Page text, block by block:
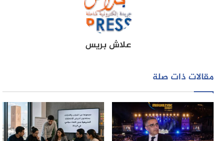
ثانيا كيف يعقل ان تتم عملية اقتطاع جرء من اراضي الخواص
وان الطريق المستحدثة من قبل الشاحنات لا وجود لها في
اوراق المحافظة العقارية
والشركات المستفيدة من طرق الاقليم من دون اي تعويض ان
تقوم بانشاء وبانجاز طرق جدية وعلى نفقتها الكاملة. غير ان
#كلشي ضرب يدو في الكاميلة# والحديث في الواضحات من
المفضحات
علاش بريس
مقالات ذات صلة